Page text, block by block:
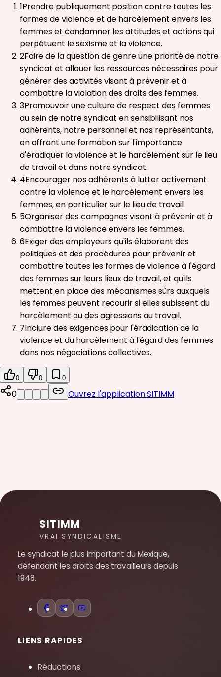
1Prendre publiquement position contre toutes les
formes de violence et de harcèlement envers les
femmes et condamner les attitudes et actions qui
perpétuent le sexisme et la violence.
2Faire de la question de genre une priorité de notre
syndicat et allouer les ressources nécessaires pour
générer des activités visant à prévenir et à
combattre la violation des droits des femmes.
3Promouvoir une culture de respect des femmes
au sein de notre syndicat en sensibilisant nos
adhérents, notre personnel et nos représentants,
en offrant une formation sur l'importance
d'éradiquer la violence et le harcèlement sur le lieu
de travail et dans notre syndicat.
4Encourager nos adhérents à lutter activement
contre la violence et le harcèlement envers les
femmes, en particulier sur le lieu de travail.
5Organiser des campagnes visant à prévenir et à
combattre la violence envers les femmes.
6Exiger des employeurs qu'ils élaborent des
politiques et des procédures pour prévenir et
combattre toutes les formes de violence à l'égard
des femmes sur leurs lieux de travail, et qu'ils
mettent en place des mécanismes sûrs auxquels
les femmes peuvent recourir si elles subissent du
harcèlement ou des agressions au travail.
7Inclure des exigences pour l'éradication de la
violence et du harcèlement à l'égard des femmes
dans nos négociations collectives.
0 0 0
0 Ouvrez l'application SITIMM
SITIMM
VRAI SYNDICALISME
Le syndicat le plus important du Mexique,
défendant les droits des travailleurs depuis
1948.
LIENS RAPIDES
Réductions